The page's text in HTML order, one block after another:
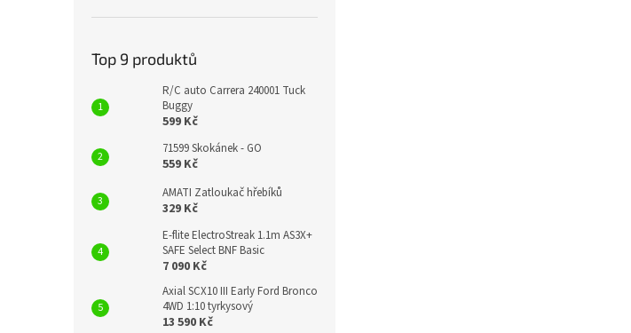
Top 9 produktů
R/C auto Carrera 240001 Tuck
Buggy
599 Kč
71599 Skokánek - GO
559 Kč
AMATI Zatloukač hřebíků
329 Kč
E-flite ElectroStreak 1.1m AS3X+
SAFE Select BNF Basic
7 090 Kč
Axial SCX10 III Early Ford Bronco
4WD 1:10 tyrkysový
13 590 Kč